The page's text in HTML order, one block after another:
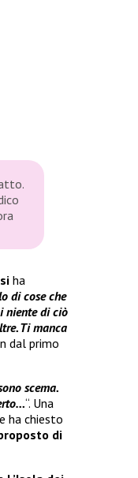
ha
di cose che
niente di ciò
Ti manca
dal primo
scema.
“. Una
ha chiesto
di